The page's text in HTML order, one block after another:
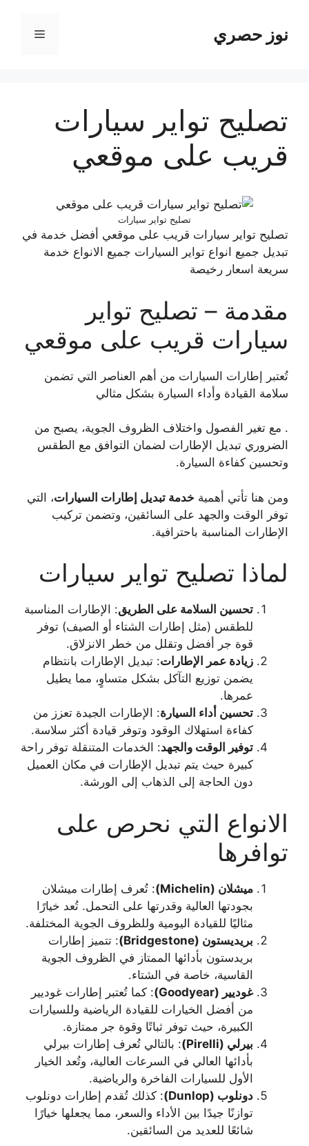
المحتوىنوز حصري القائمة
تصليح تواير سيارات
قريب على موقعي
تصليح تواير سيارات
تصليح تواير سيارات قريب على موقعي أفضل خدمة في
تبديل جميع انواع تواير السيارات جميع الانواع خدمة
سريعة اسعار رخيصة
مقدمة – تصليح تواير
سيارات قريب على موقعي
تُعتبر إطارات السيارات من أهم العناصر التي تضمن
سلامة القيادة وأداء السيارة بشكل مثالي
. مع تغير الفصول واختلاف الظروف الجوية، يصبح من
الضروري تبديل الإطارات لضمان التوافق مع الطقس
وتحسين كفاءة السيارة.
ومن هنا تأتي أهمية خدمة تبديل إطارات السيارات، التي
توفر الوقت والجهد على السائقين، وتضمن تركيب
الإطارات المناسبة باحترافية.
لماذا تصليح تواير سيارات
تحسين السلامة على الطريق: الإطارات المناسبة
للطقس (مثل إطارات الشتاء أو الصيف) توفر
قوة جر أفضل وتقلل من خطر الانزلاق.
زيادة عمر الإطارات: تبديل الإطارات بانتظام
يضمن توزيع التآكل بشكل متساوٍ، مما يطيل
عمرها.
تحسين أداء السيارة: الإطارات الجيدة تعزز من
كفاءة استهلاك الوقود وتوفر قيادة أكثر سلاسة.
توفير الوقت والجهد: الخدمات المتنقلة توفر راحة
كبيرة حيث يتم تبديل الإطارات في مكان العميل
دون الحاجة إلى الذهاب إلى الورشة.
الانواع التي نحرص على
توافرها
ميشلان (Michelin)
: تُعرف إطارات ميشلان
بجودتها العالية وقدرتها على التحمل. تُعد خيارًا
مثاليًا للقيادة اليومية وللظروف الجوية المختلفة.
بريديستون (Bridgestone)
: تتميز إطارات
بريدستون بأدائها الممتاز في الظروف الجوية
القاسية، خاصة في الشتاء.
غوديير (Goodyear)
: كما تُعتبر إطارات غوديير
من أفضل الخيارات للقيادة الرياضية وللسيارات
الكبيرة، حيث توفر ثباتًا وقوة جر ممتازة.
بيرلي (Pirelli)
: بالتالي تُعرف إطارات بيرلي
بأدائها العالي في السرعات العالية، وتُعد الخيار
الأول للسيارات الفاخرة والرياضية.
دونلوب (Dunlop)
: كذلك تُقدم إطارات دونلوب
توازنًا جيدًا بين الأداء والسعر، مما يجعلها خيارًا
شائعًا للعديد من السائقين.